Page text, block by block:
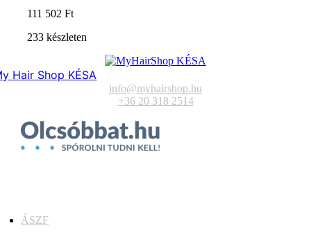
111 502Ft
233 készleten
Hair Shop KÉSA
info@myhairshop.hu
+36 20 318 2514
ÁSZF